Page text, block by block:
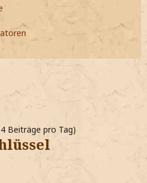
Beiträge pro Tag)